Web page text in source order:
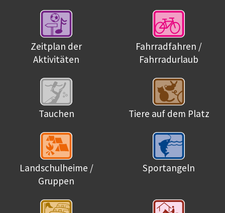
Zeitplan der
Aktivitäten
Fahrradfahren /
Fahrradurlaub
Tauchen Tiere auf dem Platz
Landschulheime /
Gruppen
Sportangeln